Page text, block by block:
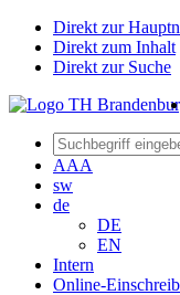
Direkt zur
Direkt zum Inhalt
Direkt zur Suche
AAA
sw
de
DE
EN
Intern
Online-